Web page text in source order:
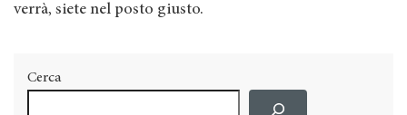
verrà, siete nel posto giusto.
Cerca